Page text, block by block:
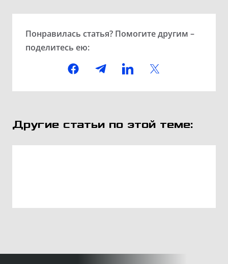
Понравилась статья? Помогите другим –
поделитесь ею:
Другие статьи по этой теме: